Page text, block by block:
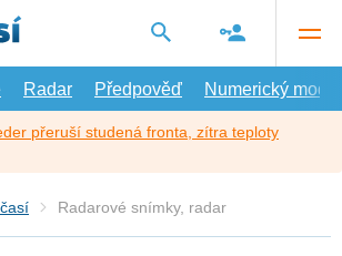
Radar Předpověď Numerický model
přeruší studená fronta, zítra teploty
Radarové snímky, radar